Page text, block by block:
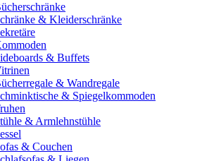
& Kleiderschränke
& Buffets
& Wandregale
& Spiegelkommoden
& Armlehnstühle
& Couchen